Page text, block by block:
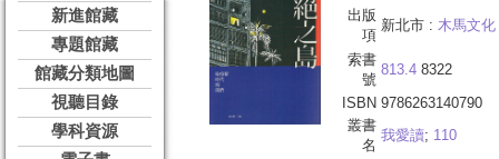
新進館藏
專題館藏
館藏分類地圖
視聽目錄
學科資源
出版
項
新北市 : 木馬文化
索書
號
813.4 8322
ISBN 9786263140790
叢書
名
我愛讀; 110